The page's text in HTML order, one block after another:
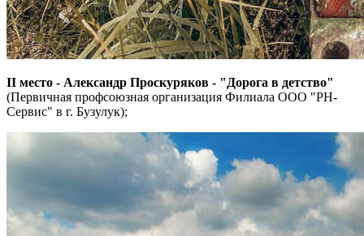
II место - Александр Проскуряков - "Дорога в детство"
(Первичная профсоюзная организация Филиала ООО "РН-
Сервис" в г. Бузулук);